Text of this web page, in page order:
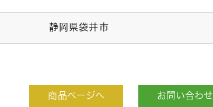
静岡県袋井市
商品ページへ お問い合わせ